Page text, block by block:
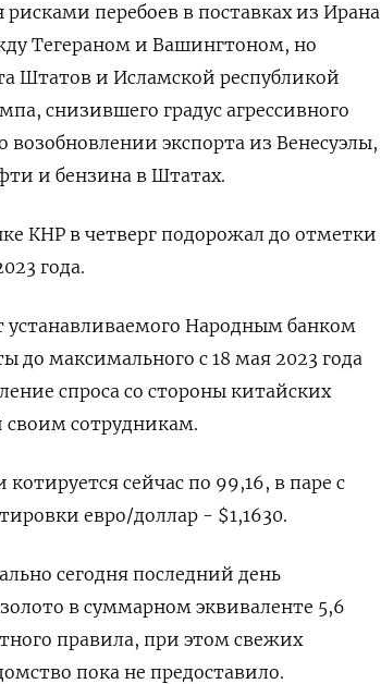
перебоев в поставках из Ирана
Тегераном и Вашингтоном, но
Штатов и Исламской республикой
снизившего ‍градус агрессивного
экспорта из Венесуэлы,
и ‌бензина в Штатах.
КНР в четверг подорожал до отметки
года.
устанавливаемого Народным банком
до максимального с 18 мая 2023 года
спроса со стороны китайских
своим сотрудникам.
сейчас по 99,16, в паре с
евро/доллар - $1,1630.
сегодня последний день
в ‍суммарном эквиваленте 5,6
правила, при этом свежих
пока не предоставило.